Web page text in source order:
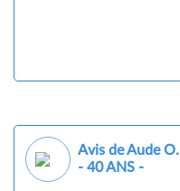
Avis de Aude O.
- 40 ANS -